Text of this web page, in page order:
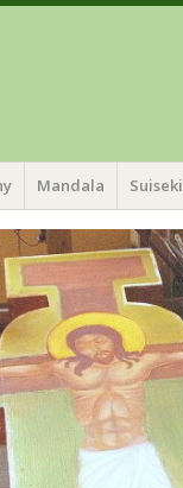
Mandala Suiseki